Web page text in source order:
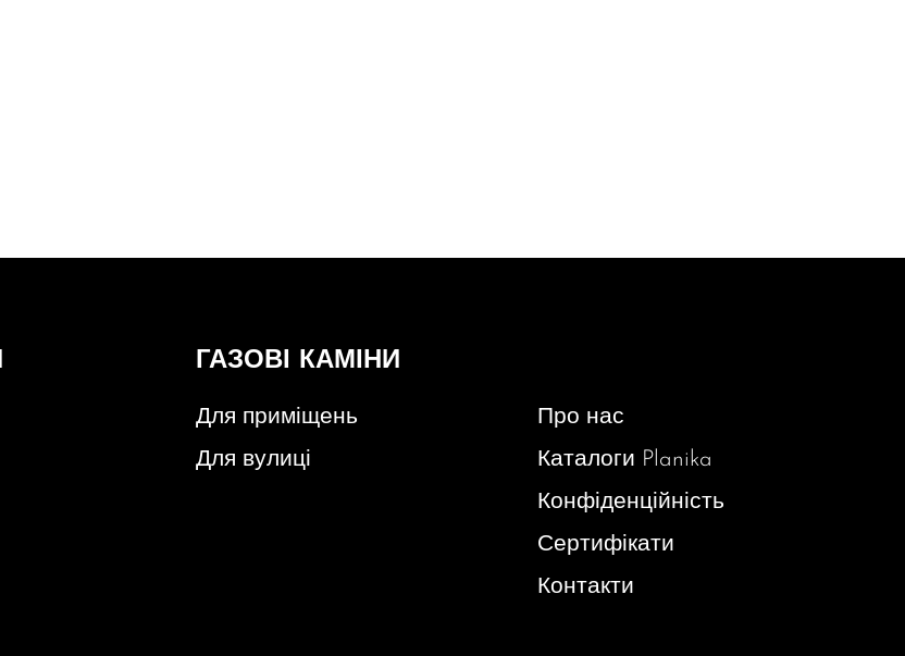
ГАЗОВІ КАМІНИ
Для приміщень
Для вулиці
Про нас
Каталоги Planika
Конфіденційність
Сертифікати
Контакти